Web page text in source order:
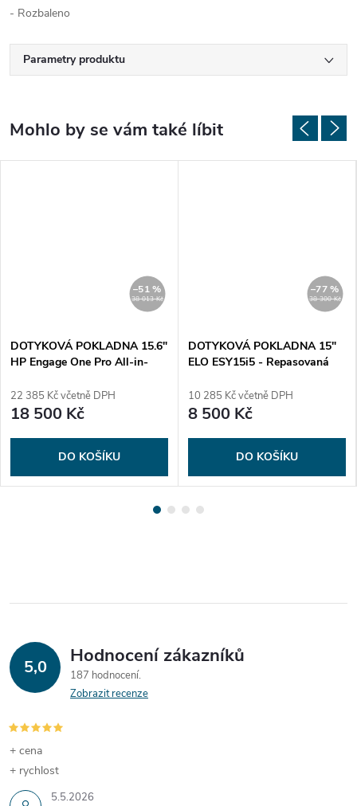
- Rozbaleno
Parametry produktu
38 013 Kč
–51 %
DOTYKOVÁ POKLADNA 15.6"
HP Engage One Pro All-in-
22 385 Kč včetně DPH
18 500 Kč
DO KOŠÍKU
38 300 Kč
–77 %
DOTYKOVÁ POKLADNA 15"
ELO ESY15i5 - Repasovaná
10 285 Kč včetně DPH
8 500 Kč
DO KOŠÍKU
5,0 Hodnocení zákazníků
187 hodnocení
Zobrazit recenze
5.5.2026
+ cena
+ rychlost